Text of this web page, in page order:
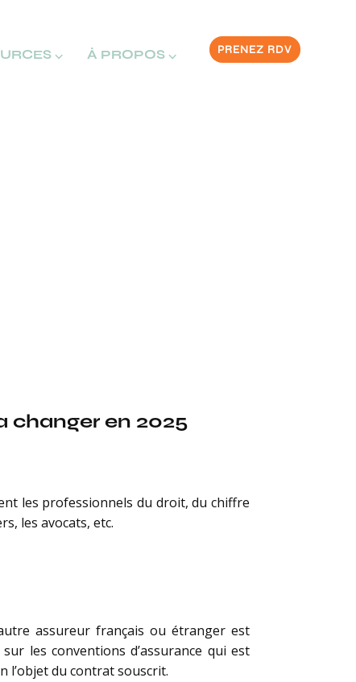
PRENEZ RDV
⌵ À PROPOS ⌵
changer en 2025
les professionnels du droit, du chiffre
les avocats, etc.
assureur français ou étranger est
les conventions d’assurance qui est
l’objet du contrat souscrit.